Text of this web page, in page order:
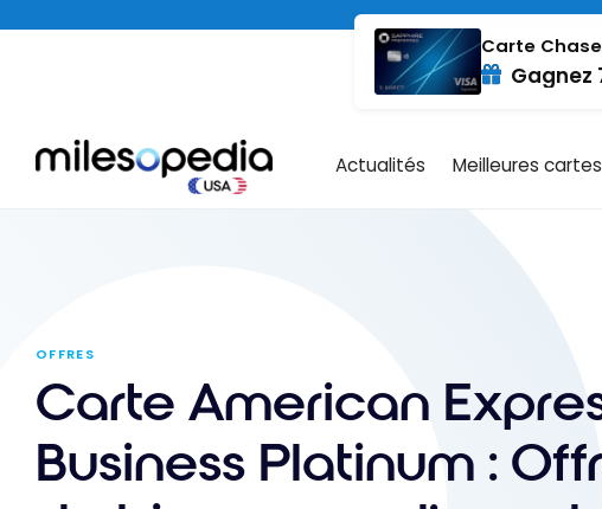
Carte
Gagnez
Actualités Meilleures
OFFRES
Carte American
Business Platinum :